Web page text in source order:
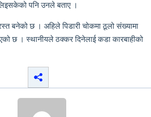
पनि उनले बताए ।
बनेको छ । अहिले पिडारी चोकमा ठूलो संख्यामा
छ । स्थानीयले ठक्कर दिनेलाई कडा कारबाहीको